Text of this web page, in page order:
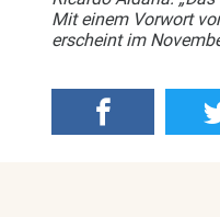
Mit einem Vorwort
erscheint im